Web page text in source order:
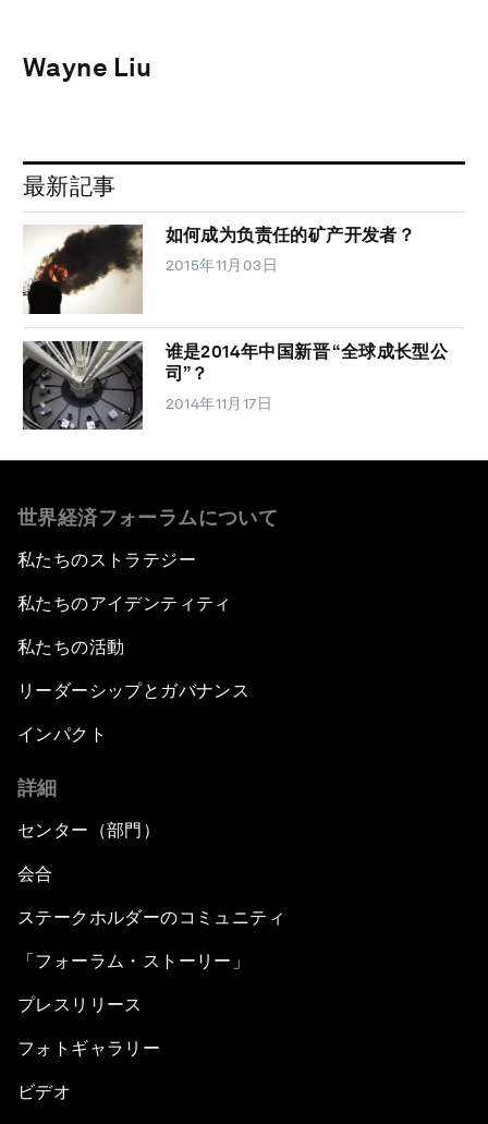
Wayne Liu
最新記事
如何成为负责任的矿产开发者？
2015年11月03日
谁是2014年中国新晋 “全球成长型公
司”？
2014年11月17日
世界経済フォーラムについて
私たちのストラテジー
私たちのアイデンティティ
私たちの活動
リーダーシップとガバナンス
インパクト
詳細
センター（部門）
会合
ステークホルダーのコミュニティ
「フォーラム・ストーリー」
プレスリリース
フォトギャラリー
ビデオ